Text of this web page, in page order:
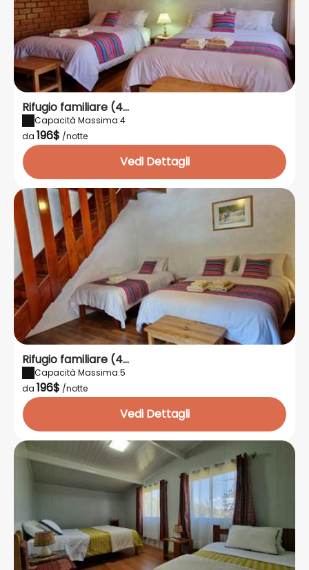
Rifugio familiare (4...
Capacità Massima:4
da 196$ /notte
Vedi Dettagli
Rifugio familiare (4...
Capacità Massima:5
da 196$ /notte
Vedi Dettagli